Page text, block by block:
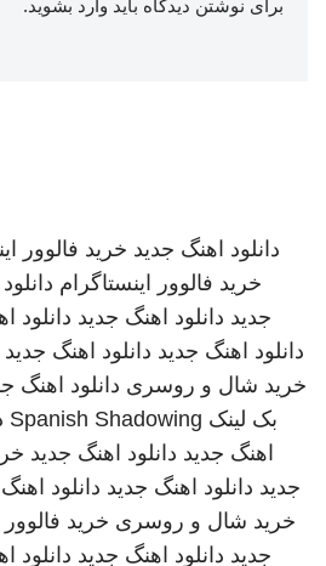
برای نوشتن دیدگاه باید وارد بشوید.
دانلود اهنگ جدید خرید فالوور
خرید فالوور اینستاگرام
جدید دانلود اهنگ جدید دانلود
دانلود اهنگ جدید دانلود اهنگ جدید
خرید شال و روسری دانلود اهنگ
بک لینک Spanish Shadowing
اهنگ جدید دانلود اهنگ جدید
جدید دانلود اهنگ جدید دانلود
خرید شال و روسری خرید فالوور
جدید دانلود اهنگ جدید دانلود